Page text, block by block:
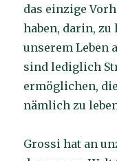
das einzige
haben, darin, zu
unserem Leben
sind lediglich
ermöglichen,
nämlich zu
Grossi hat an